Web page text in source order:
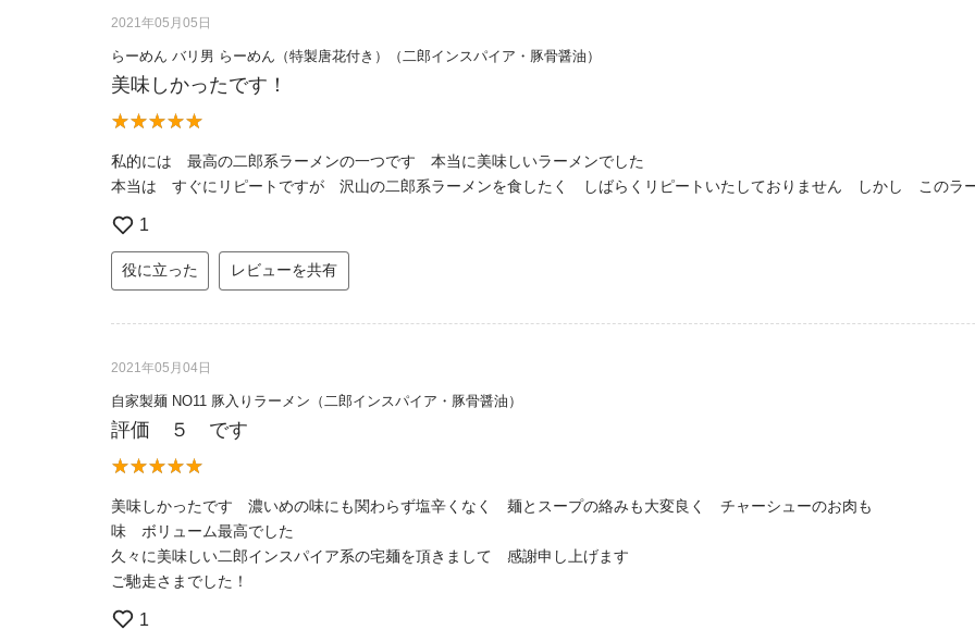
2021年05月05日
らーめん バリ男 らーめん（特製唐花付き）（二郎インスパイア・豚骨醤油）
美味しかったです！
私的には 最高の二郎系ラーメンの一つです 本当に美味しいラーメンでした
本当は すぐにリピートですが 沢山の二郎系ラーメンを食したく しばらくリピートいたしておりません しかし このラ
1
役に立った レビューを共有
2021年05月04日
自家製麺 NO11 豚入りラーメン（二郎インスパイア・豚骨醤油）
評価 ５ です
美味しかったです 濃いめの味にも関わらず塩辛くなく 麺とスープの絡みも大変良く チャーシューのお肉も
味 ボリューム最高でした
久々に美味しい二郎インスパイア系の宅麺を頂きまして 感謝申し上げます
ご馳走さまでした！
1